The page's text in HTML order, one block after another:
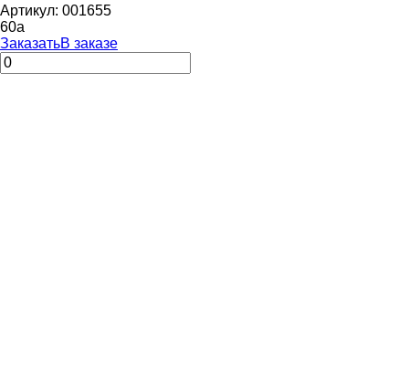
Артикул: 001655
60a
ЗаказатьВ заказе